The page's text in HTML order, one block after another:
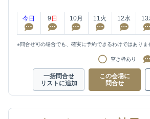
今日 9 日 10月 11火 12水 13
※問合せ可の場合でも、確実に予約できるわけではありま
空き枠あり
一括問合せ
リストに追加
この会場に
問合せ